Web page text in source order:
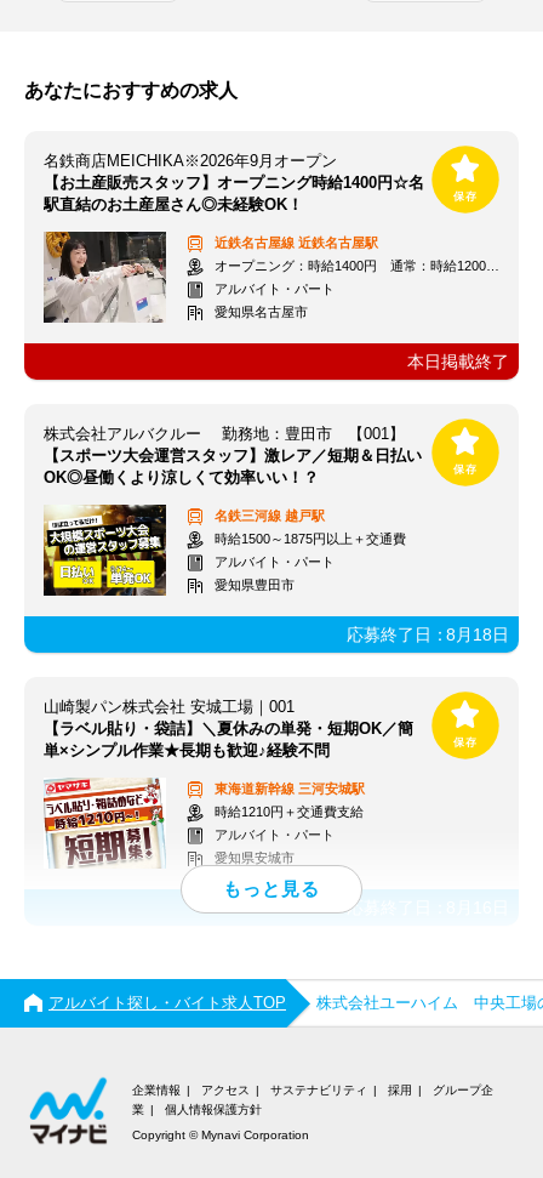
あなたにおすすめの求人
名鉄商店MEICHIKA※2026年9月オープン
【お土産販売スタッフ】オープニング時給1400円☆名
駅直結のお土産屋さん◎未経験OK！
近鉄名古屋線 近鉄名古屋駅
オープニング：時給1400円 通常：時給1200円～＋交通費全額支給
アルバイト・パート
愛知県名古屋市
本日掲載終了
株式会社アルバクルー 勤務地：豊田市 【001】
【スポーツ大会運営スタッフ】激レア／短期＆日払い
OK◎昼働くより涼しくて効率いい！？
名鉄三河線 越戸駅
時給1500～1875円以上＋交通費
アルバイト・パート
愛知県豊田市
応募終了日：8月18日
山崎製パン株式会社 安城工場｜001
【ラベル貼り・袋詰】＼夏休みの単発・短期OK／簡
単×シンプル作業★長期も歓迎♪経験不問
東海道新幹線 三河安城駅
時給1210円＋交通費支給
アルバイト・パート
愛知県安城市
応募終了日：
アルバイト探し・バイト求人TOP 株式会社ユーハイム 中央工場
企業情報 アクセス サステナビリティ 採用
グループ企
業
個人情報保護方針
Copyright © Mynavi Corporation